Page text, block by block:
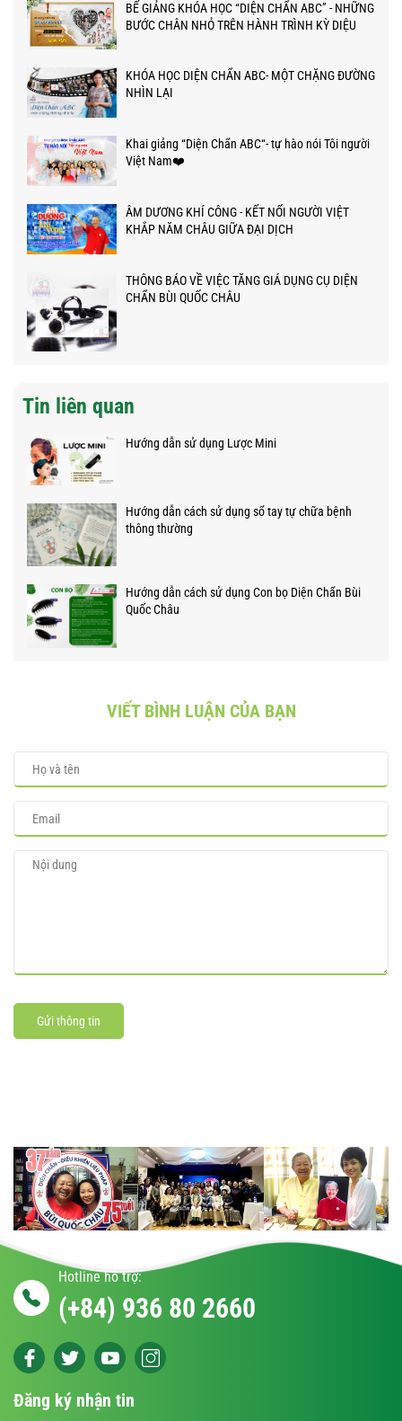
BẾ GIẢNG KHÓA HỌC “DIỆN CHẨN ABC” - NHỮNG
BƯỚC CHÂN NHỎ TRÊN HÀNH TRÌNH KỲ DIỆU
KHÓA HỌC DIỆN CHẨN ABC- MỘT CHẶNG ĐƯỜNG
NHÌN LẠI
Khai giảng “Diện Chẩn ABC“- tự hào nói Tôi người
Việt Nam❤️
ÂM DƯƠNG KHÍ CÔNG - KẾT NỐI NGƯỜI VIỆT
KHẮP NĂM CHÂU GIỮA ĐẠI DỊCH
THÔNG BÁO VỀ VIỆC TĂNG GIÁ DỤNG CỤ DIỆN
CHẨN BÙI QUỐC CHÂU
Tin liên quan
Hướng dẫn sử dụng Lược Mini
Hướng dẫn cách sử dụng sổ tay tự chữa bệnh
thông thường
Hướng dẫn cách sử dụng Con bọ Diện Chẩn Bùi
Quốc Châu
VIẾT BÌNH LUẬN CỦA BẠN
Gửi thông tin
Hotline hỗ trợ:
(+84) 936 80 2660
Đăng ký nhận tin